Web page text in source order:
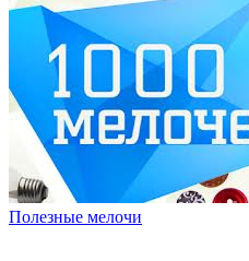
Полезные мелочи